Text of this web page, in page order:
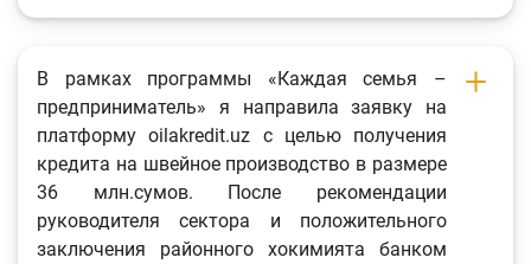
В рамках программы «Каждая семья –
предприниматель» я направила заявку на
платформу oilakredit.uz с целью получения
кредита на швейное производство в размере
36 млн.сумов. После рекомендации
руководителя сектора и положительного
заключения районного хокимията банком